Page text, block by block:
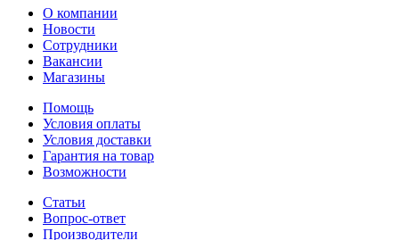
О компании
Новости
Сотрудники
Вакансии
Магазины
Помощь
Условия оплаты
Условия доставки
Гарантия на товар
Возможности
Статьи
Вопрос-ответ
Производители